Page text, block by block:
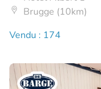
Brugge (10km)
Vendu : 174